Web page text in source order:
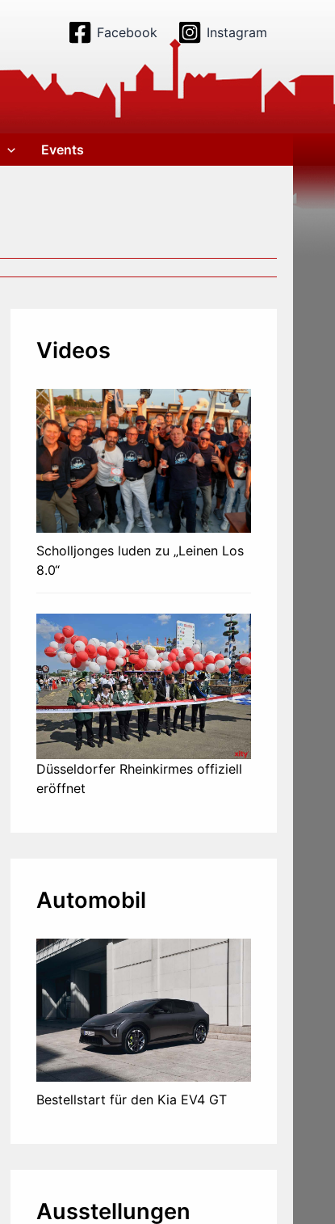
Facebook Instagram
Events
Videos
Scholljonges luden zu „Leinen Los
8.0“
Düsseldorfer Rheinkirmes offiziell
eröffnet
Automobil
Bestellstart für den Kia EV4 GT
Ausstellungen